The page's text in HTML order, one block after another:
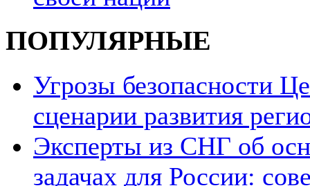
ПОПУЛЯРНЫЕ
Угрозы безопасности
сценарии развития
Эксперты из СНГ об
задачах для России: